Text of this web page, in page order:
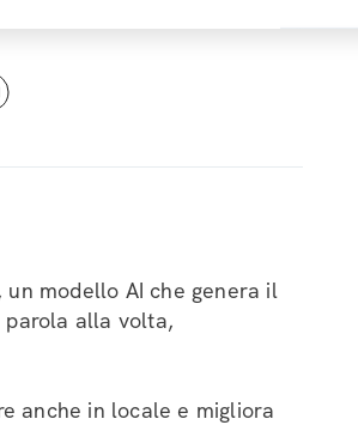
modello AI che genera il
alla volta,
anche in locale e migliora